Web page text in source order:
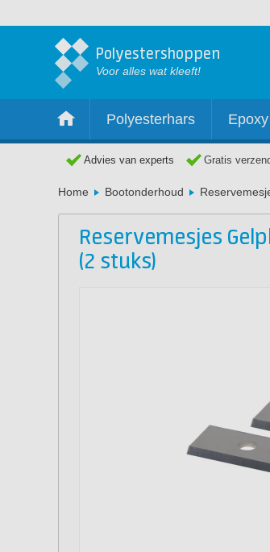
Polyestershoppen
Voor alles wat kleeft!
Polyesterhars Epoxy
Advies van experts Gratis
Home Bootonderhoud
Reservemesjes
(2 stuks)